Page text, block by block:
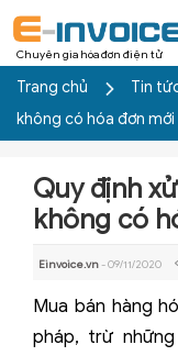
Chuyên gia hóa đơn điện tử
Trang chủ Tin
không có hóa đơn
Quy định
không có
Einvoice.vn- 09/11/2020
Mua bán hàng
pháp, trừ